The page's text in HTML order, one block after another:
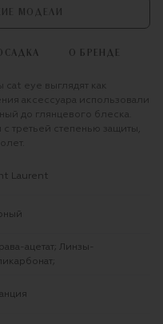
МОДЕЛИ
О БРЕНДЕ
eye выглядят как
аксессуара использовали
до глянцевого блеска.
третьей степенью защиты,
Laurent